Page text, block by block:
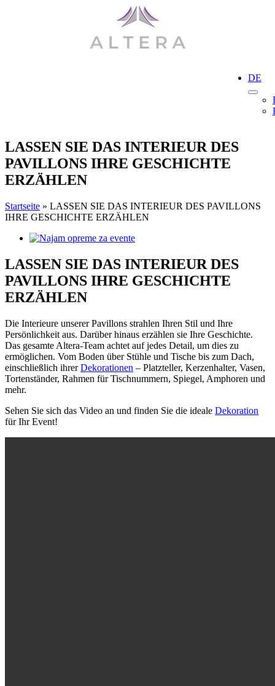
DE
LASSEN SIE DAS INTERIEUR DES
PAVILLONS IHRE GESCHICHTE
ERZÄHLEN
Startseite » LASSEN SIE DAS INTERIEUR DES PAVILLONS
IHRE GESCHICHTE ERZÄHLEN
View
Image
LASSEN SIE DAS INTERIEUR DES
PAVILLONS IHRE GESCHICHTE
ERZÄHLEN
Die Interieure unserer Pavillons strahlen Ihren Stil und Ihre
Persönlichkeit aus. Darüber hinaus erzählen sie Ihre Geschichte.
Das gesamte Altera-Team achtet auf jedes Detail, um dies zu
ermöglichen. Vom Boden über Stühle und Tische bis zum Dach,
einschließlich ihrerDekorationen – Platzteller, Kerzenhalter, Vasen,
Tortenständer, Rahmen für Tischnummern, Spiegel, Amphoren und
mehr.
Sehen Sie sich das Video an und finden Sie die ideale Dekoration
für Ihr Event!